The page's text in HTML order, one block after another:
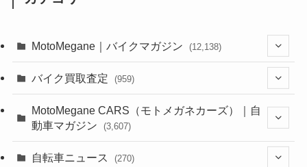
MotoMegane｜バイクマガジン (12,138)
(44)
(639)(306)
バイク買取査定 (959)
(352)
MotoMegane CARS（モトメガネカーズ）｜自
動車マガジン
(3,607)
自転車ニュース (270)